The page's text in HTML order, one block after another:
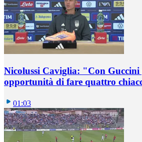
Nicolussi Caviglia: "Con Guccini
opportunità di fare quattro
01:03